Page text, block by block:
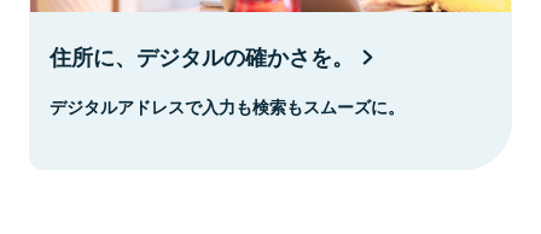
住所に、デジタルの確かさを。
デジタルアドレスで入力も検索もスムーズに。